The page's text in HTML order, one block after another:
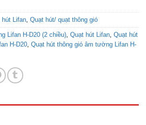
hút Lifan Quạt hút/ quạt thông gió
Lifan H-D20 (2 chiều) Quạt hút Lifan Quạt hút
H-D20 Quạt hút thông gió âm tường Lifan H-